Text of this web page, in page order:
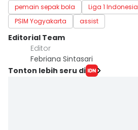
pemain sepak bola Liga 1 Indonesia
PSIM Yogyakarta
assist
Editorial Team
Editor
Febriana Sintasari
Tonton lebih seru di